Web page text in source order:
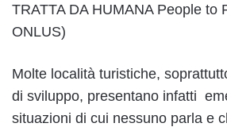
TRATTA DA HUMANA People to
ONLUS)
Molte località turistiche,
di sviluppo, presentano infatti
situazioni di cui nessuno parla e